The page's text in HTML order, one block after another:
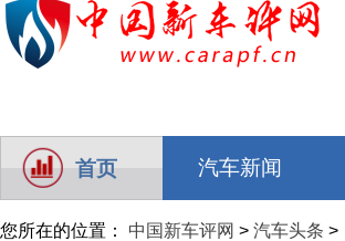
首页 汽车新闻
您所在的位置： 中国新车评网 > 汽车头条 >